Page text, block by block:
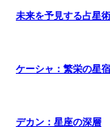
未来を予見する占星
ケーシャ：繁栄の星宿
デカン：星座の深層